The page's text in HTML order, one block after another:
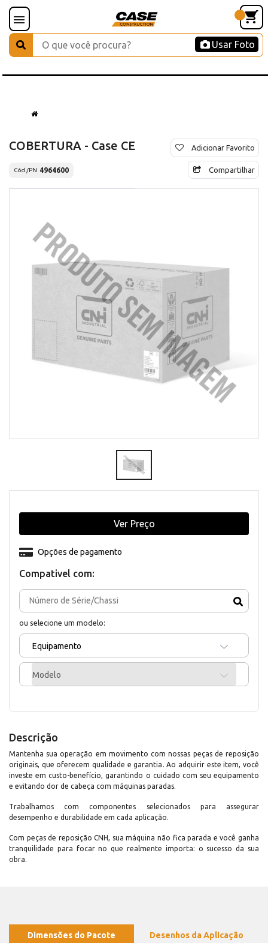
Usar Foto
COBERTURA - Case CE
Cód./PN 4964600
Adicionar Favorito
Compartilhar
Compativel com:
ou selecione um modelo:
Equipamento
Modelo
Opções de pagamento
Ver Preço
Descrição
Mantenha sua operação em movimento com nossas peças de reposição
originais, que oferecem qualidade e garantia. Ao adquirir este item, você
investe em custo-benefício, garantindo o cuidado com seu equipamento
e evitando dor de cabeça com máquinas paradas.
Trabalhamos com componentes selecionados para assegurar
desempenho e durabilidade em cada aplicação.
Com peças de reposição CNH, sua máquina não fica parada e você ganha
tranquilidade para focar no que realmente importa: o sucesso da sua
obra.
Dimensões do Pacote Desenhos da Aplicação